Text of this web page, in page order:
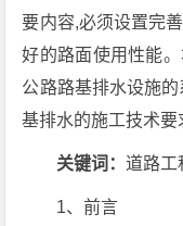
要内容,必须设置完
好的路面使用性能
公路路基排水设施
基排水的施工技术要
关键词：道路工
1、前言